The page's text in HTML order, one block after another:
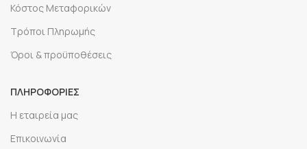
Κόστος Μεταφορικών
Τρόποι Πληρωμής
Όροι & προϋποθέσεις
ΠΛΗΡΟΦΟΡΙΕΣ
Η εταιρεία μας
Επικοινωνία